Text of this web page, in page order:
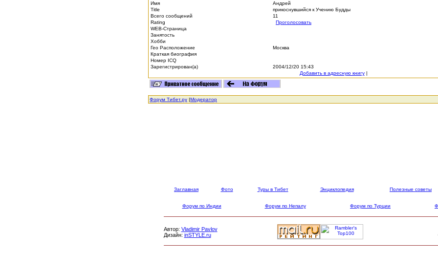
Имя
Андрей
Title
прикоснувшийся к Учению Будды
Всего сообщений
11
Rating
Проголосовать
WEB-Страница
Занятость
Хобби
Гео Расположение
Москва
Краткая биография
Номер ICQ
Зарегистрирован(а)
2004/12/20 15:43
Добавить в адресную книгу|
Форум Тибет.ру |Модератор
Заглавная Фото Туры в Тибет Энциклопедия Полезные советы
Форум по Индии Форум по Непалу Форум по Турции
Автор: Vladimir Pavlov
Дизайн: inSTYLE.ru